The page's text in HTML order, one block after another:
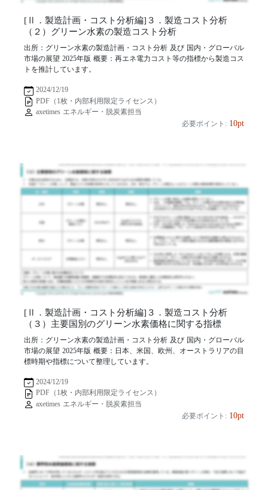
[Ⅱ．製造計画・コスト分析編]３．製造コスト分析
（２）グリーン水素の製造コスト分析
出所：グリーン水素の製造計画・コスト分析 及び 国内・グローバル
市場の展望 2025年版 概要：再エネ電力コスト等の指標から製造コス
トを推計しています。
2024/12/19
PDF（1枚・内部利用限定ライセンス）
axetimes エネルギー・脱炭素担当
必要ポイント: 10pt
[Ⅱ．製造計画・コスト分析編]３．製造コスト分析
（３）主要国別のグリーン水素価格に関する指標
出所：グリーン水素の製造計画・コスト分析 及び 国内・グローバル
市場の展望 2025年版 概要：日本、米国、欧州、オーストラリアの目
標時期や指標について整理しています。
2024/12/19
PDF（1枚・内部利用限定ライセンス）
axetimes エネルギー・脱炭素担当
必要ポイント: 10pt